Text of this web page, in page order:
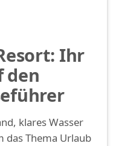
Ihr
den
klares Wasser
das Thema Urlaub